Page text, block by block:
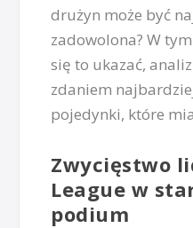
drużyn może być
zadowolona? W
się to ukazać,
zdaniem
pojedynki, które
Zwycięstwo
League w
podium